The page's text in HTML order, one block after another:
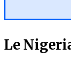
Le